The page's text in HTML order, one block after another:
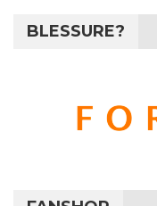
BLESSURE?